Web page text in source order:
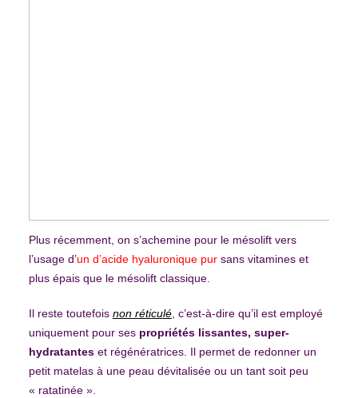
Plus récemment, on s’achemine pour le mésolift vers
l’usage d’un d’acide hyaluronique pursans vitamines et
plus épais que le mésolift classique.
Il reste toutefois non réticulé, c’est-à-dire qu’il est employé
uniquement pour ses propriétés lissantes, super-
hydratanteset régénératrices. Il permet de redonner un
petit matelas à une peau dévitalisée ou un tant soit peu
« ratatinée ».